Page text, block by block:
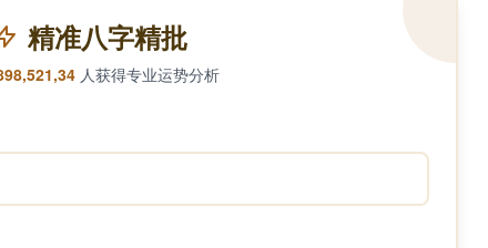
精准八字精批
人获得专业运势分析